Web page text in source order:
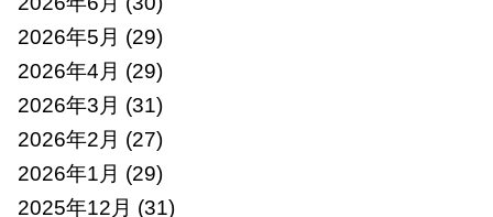
2026年5月 (29)
2026年4月 (29)
2026年3月 (31)
2026年2月 (27)
2026年1月 (29)
2025年12月 (31)